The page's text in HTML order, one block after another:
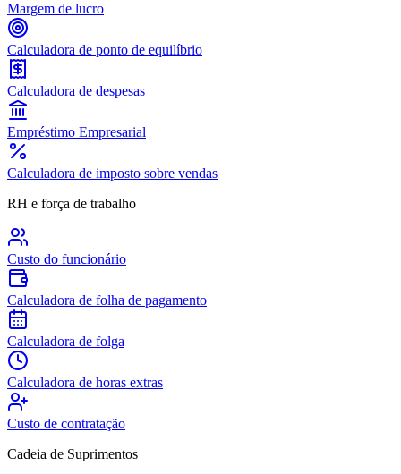
Margem de lucro
Calculadora de ponto de equilíbrio
Calculadora de despesas
Empréstimo Empresarial
Calculadora de imposto sobre vendas
RH e força de trabalho
Custo do funcionário
Calculadora de folha de pagamento
Calculadora de folga
Calculadora de horas extras
Custo de contratação
Cadeia de Suprimentos